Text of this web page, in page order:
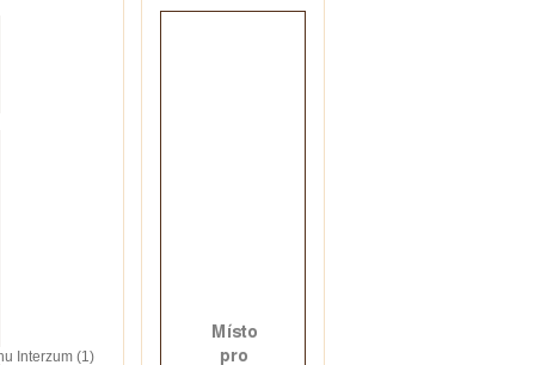
Interzum (1)